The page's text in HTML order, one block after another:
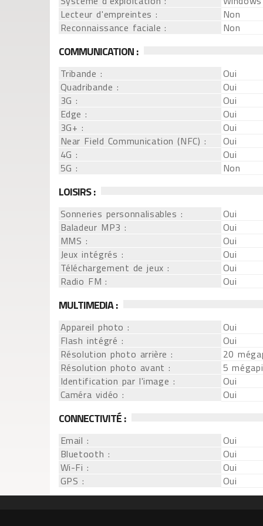
Lecteur d'empreintes :
Non
Reconnaissance faciale :
Non
COMMUNICATION :
Tribande :
Oui
Quadribande :
Oui
3G :
Oui
Edge :
Oui
3G+ :
Oui
Near Field Communication (NFC) :
Oui
4G :
Oui
5G :
Non
LOISIRS :
Sonneries personnalisables :
Oui
Baladeur MP3 :
Oui
MMS :
Oui
Jeux intégrés :
Oui
Téléchargement de jeux :
Oui
Radio FM :
Oui
MULTIMEDIA :
Appareil photo :
Oui
Flash intégré :
Oui
Résolution photo arrière :
20
Résolution photo avant :
5
Identification par l'image :
Oui
Caméra vidéo :
Oui
CONNECTIVITÉ :
Email :
Oui
Bluetooth :
Oui
Wi-Fi :
Oui
GPS :
Oui